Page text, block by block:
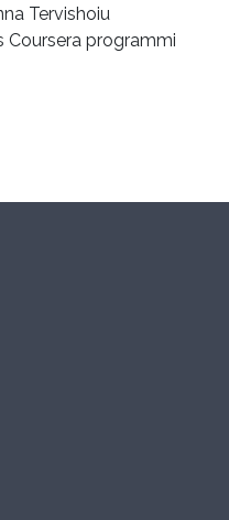
Tervishoiu
Coursera programmi